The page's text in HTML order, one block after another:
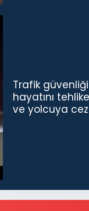
Trafik
hayatını
ve yolcuya